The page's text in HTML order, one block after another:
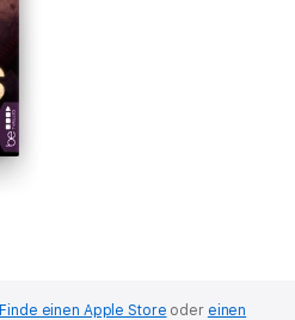
Finde einen Apple Store oder einen